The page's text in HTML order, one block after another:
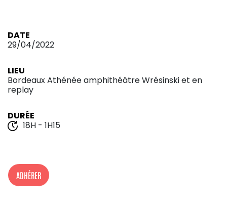
DATE
29/04/2022
LIEU
Bordeaux Athénée amphithéâtre Wrésinski et en
replay
DURÉE
18H - 1H15
ADHÉRER